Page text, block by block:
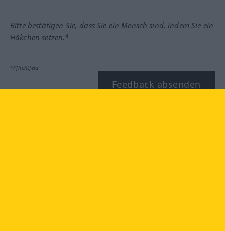
Bitte bestätigen Sie, dass Sie ein Mensch sind, indem Sie ein
Häkchen setzen.*
*Pflichtfeld
Feedback absenden